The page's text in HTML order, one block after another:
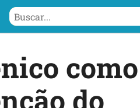
como
do